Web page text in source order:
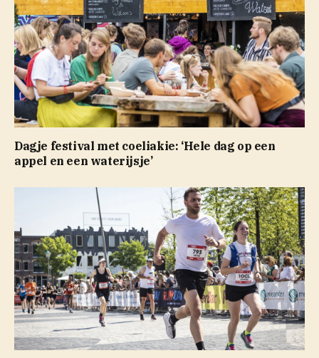
Dagje festival met coeliakie: ‘Hele dag op een
appel en een waterijsje’